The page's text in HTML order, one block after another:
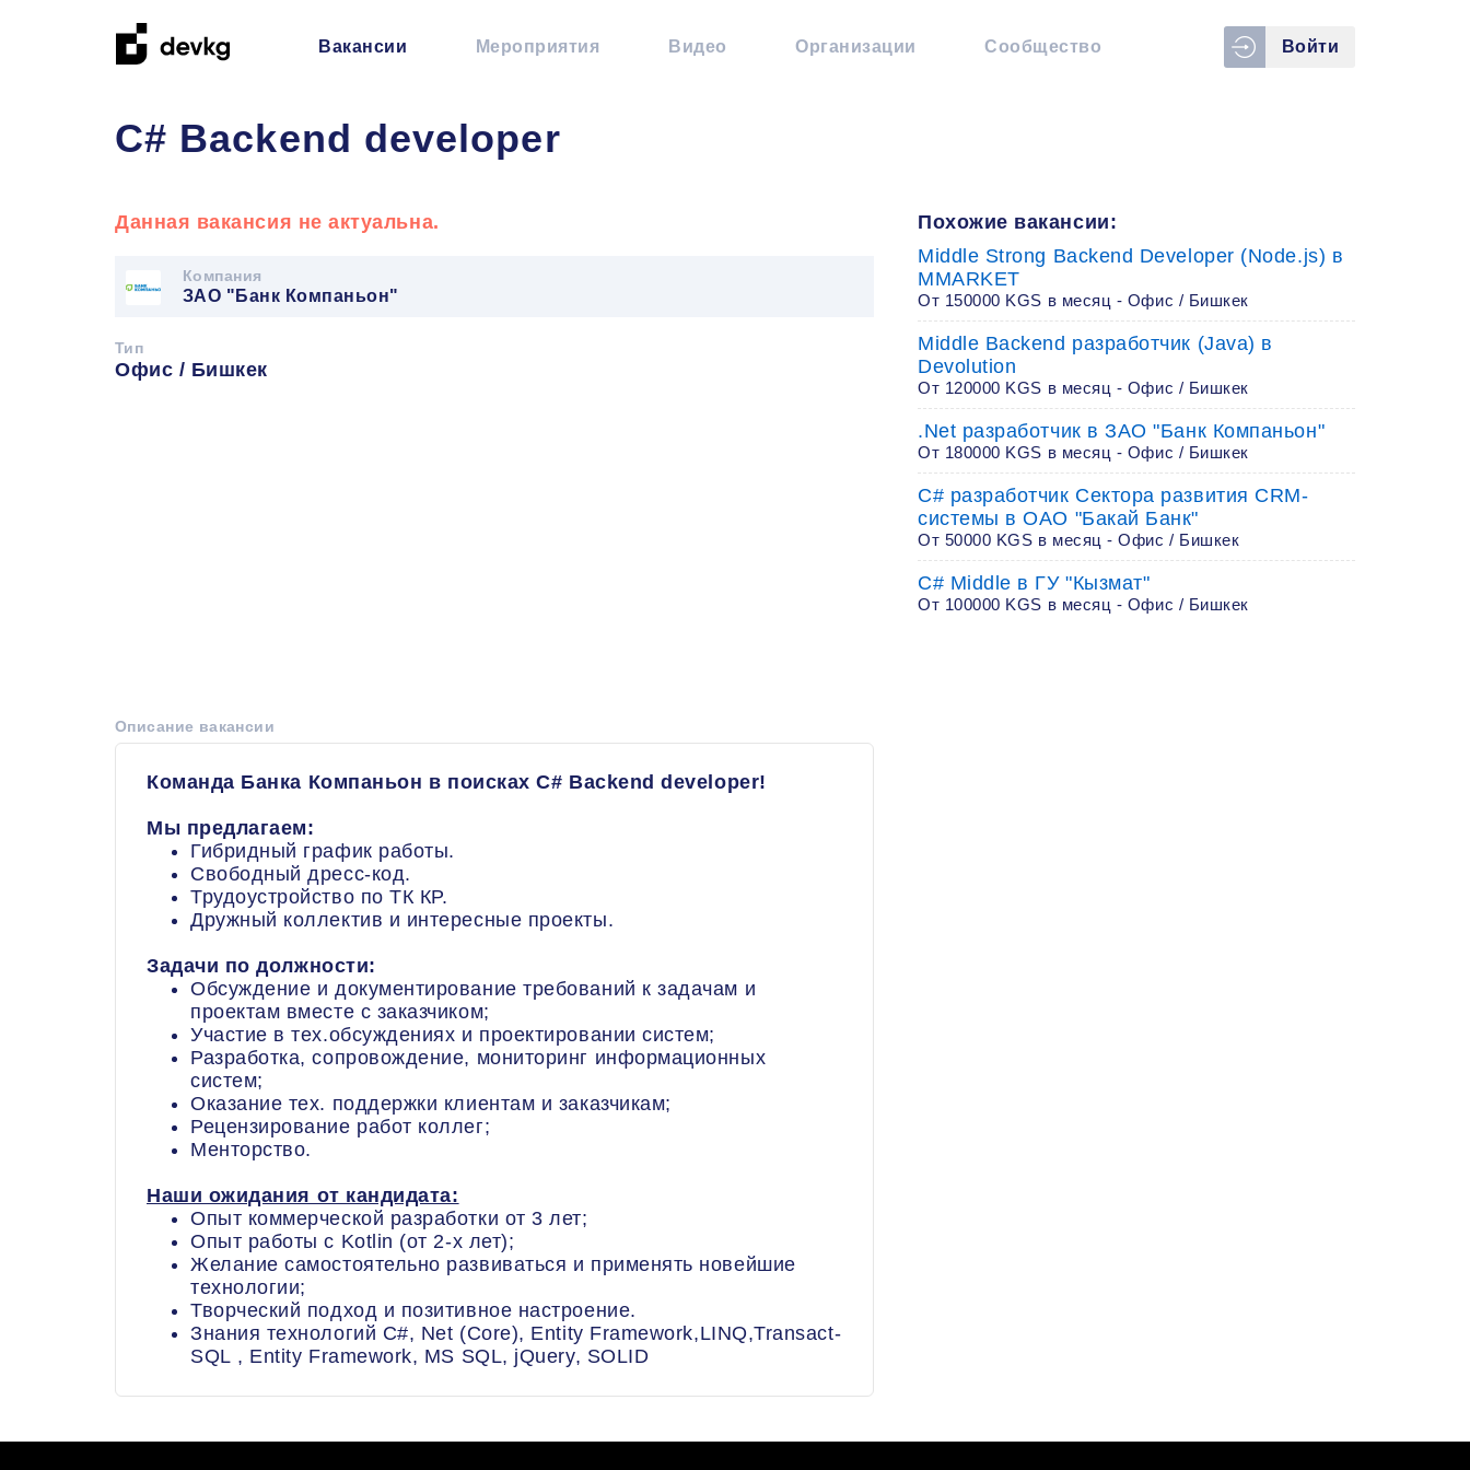
Вакансии Мероприятия Видео Организации Сообщество Войти
C# Backend developer
Данная вакансия не актуальна.
Компания
ЗАО "Банк Компаньон"
Тип
Офис / Бишкек
Описание вакансии
Команда Банка Компаньон в поисках C# Backend developer!
Мы предлагаем:
​​​​​​​Гибридный график работы.
Свободный дресс-код.
Трудоустройство по ТК КР.
Дружный коллектив и интересные проекты.
Задачи по должности:
Обсуждение и документирование требований к задачам и
проектам вместе с заказчиком;
Участие в тех.обсуждениях и проектировании систем;
Разработка, сопровождение, мониторинг информационных
систем;
Оказание тех. поддержки клиентам и заказчикам;
Рецензирование работ коллег;
Менторство.
Наши ожидания от кандидата:
Опыт коммерческой разработки от 3 лет;
Опыт работы с Kotlin (от 2-х лет);
Желание самостоятельно развиваться и применять новейшие
технологии;
Творческий подход и позитивное настроение.
Знания технологий C#, Net (Core), Entity Framework,LINQ,Transact-
SQL , Entity Framework, MS SQL, jQuery, SOLID
Похожие вакансии:
Middle Strong Backend Developer (Node.js) в
MMARKET
От 150000 KGS в месяц - Офис / Бишкек
Middle Backend разработчик (Java) в
Devolution
От 120000 KGS в месяц - Офис / Бишкек
.Net разработчик в ЗАО "Банк Компаньон"
От 180000 KGS в месяц - Офис / Бишкек
C# разработчик Сектора развития CRM-
системы в ОАО "Бакай Банк"
От 50000 KGS в месяц - Офис / Бишкек
C# Middle в ГУ "Кызмат"
От 100000 KGS в месяц - Офис / Бишкек